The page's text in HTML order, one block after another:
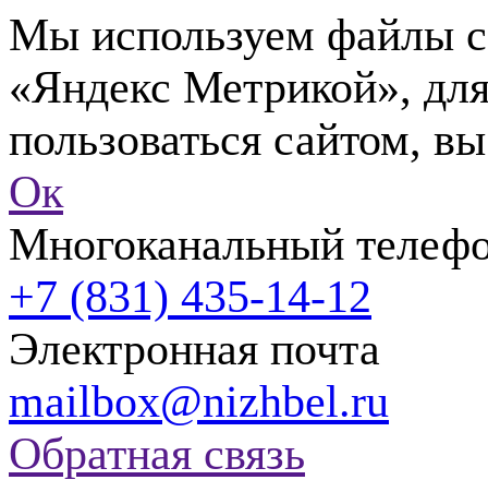
Мы используем файлы
«Яндекс Метрикой»,
пользоваться сайтом,
Ок
Многоканальный
+7 (831) 435-14-12
Электронная почта
mailbox@nizhbel.ru
Обратная связь